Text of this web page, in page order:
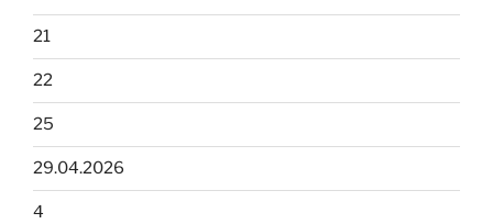
21
22
25
29.04.2026
4